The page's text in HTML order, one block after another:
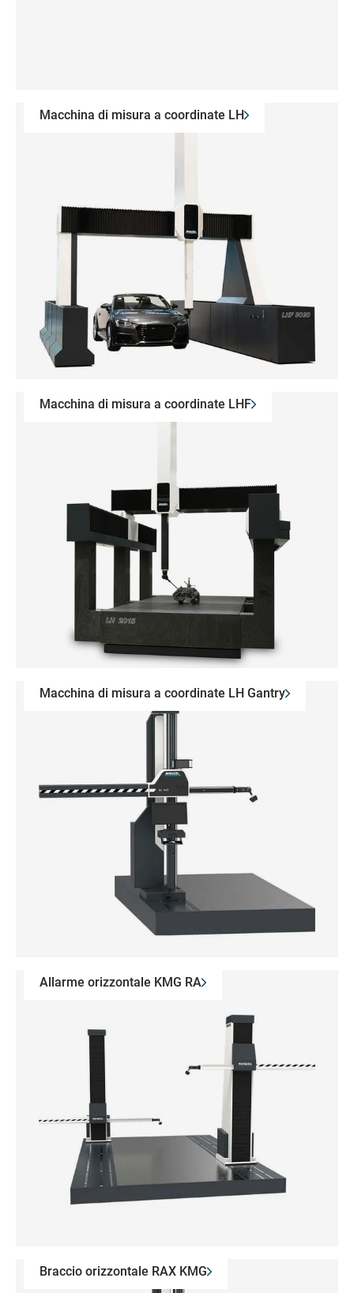
Macchina di misura a coordinate LH
Macchina di misura a coordinate LHF
Macchina di misura a coordinate LH Gantry
Allarme orizzontale KMG RA
Braccio orizzontale RAX KMG